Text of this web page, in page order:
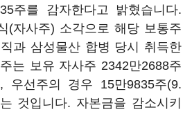
주를 감자한다고 밝혔습니다.
(자사주) 소각으로 해당 보통주
과 삼성물산 합병 당시 취득한
는 보유 자사주 2342만2688주
우선주의 경우 15만9835주(9.
것입니다. 자본금을 감소시키